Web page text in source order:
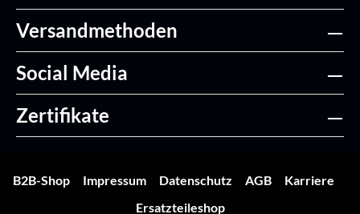
Versandmethoden
Social Media
Zertifikate
B2B-Shop Impressum Datenschutz AGB
Karriere
Ersatzteileshop